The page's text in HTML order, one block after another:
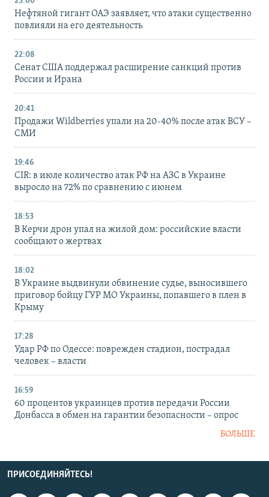
Нефтяной гигант ОАЭ заявляет, что атаки существенно
повлияли на его деятельность
22:08
Сенат США поддержал расширение санкций против
России и Ирана
20:41
Продажи Wildberries упали на 20-40% после атак ВСУ –
СМИ
19:46
CIR: в июле количество атак РФ на АЗС в Украине
выросло на 72% по сравнению с июнем
18:53
В Керчи дрон упал на жилой дом: российские власти
сообщают о жертвах
18:02
В Украине выдвинули обвинение судье, выносившего
приговор бойцу ГУР МО Украины, попавшего в плен в
Крыму
17:28
Удар РФ по Одессе: поврежден стадион, пострадал
человек – власти
16:59
60 процентов украинцев против передачи России
Донбасса в обмен на гарантии безопасности – опрос
БОЛЬШЕ
ПРИСОЕДИНЯЙТЕСЬ!